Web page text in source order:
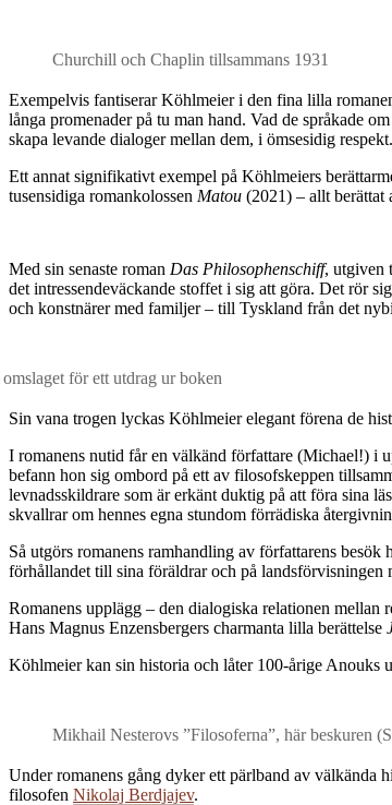
Churchill och Chaplin tillsammans 1931
Exempelvis fantiserar Köhlmeier i den fina lilla
långa promenader på tu man hand. Vad de språkade
skapa levande dialoger mellan dem, i ömsesidig respekt.
Ett annat signifikativt exempel på Köhlmeiers
tusensidiga romankolossen Matou (2021) – allt berättat
Med sin senaste roman Das Philosophenschiff, utgiven
det intressendeväckande stoffet i sig att göra. Det rör
och konstnärer med familjer – till Tyskland från det
för ett utdrag ur boken
Sin vana trogen lyckas Köhlmeier elegant förena de
I romanens nutid får en välkänd författare (Michael!) i
befann hon sig ombord på ett av filosofskeppen
levnadsskildrare som är erkänt duktig på att föra sina
skvallrar om hennes egna stundom förrädiska
Så utgörs romanens ramhandling av författarens
förhållandet till sina föräldrar och på landsförvisningen
Romanens upplägg – den dialogiska relationen mellan
Hans Magnus Enzensbergers charmanta lilla berättelse
Köhlmeier kan sin historia och låter 100-årige Anouks
Mikhail Nesterovs ”Filosoferna”, här beskuren
Under romanens gång dyker ett pärlband av välkända
filosofen Nikolaj Berdjajev.